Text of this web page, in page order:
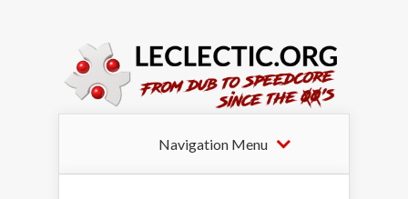
Navigation Menu